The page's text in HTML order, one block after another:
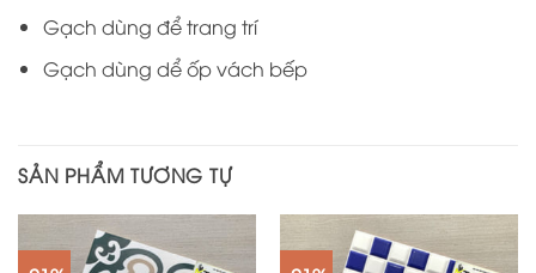
Gạch dùng để trang trí
Gạch dùng dể ốp vách bếp
SẢN PHẨM TƯƠNG TỰ